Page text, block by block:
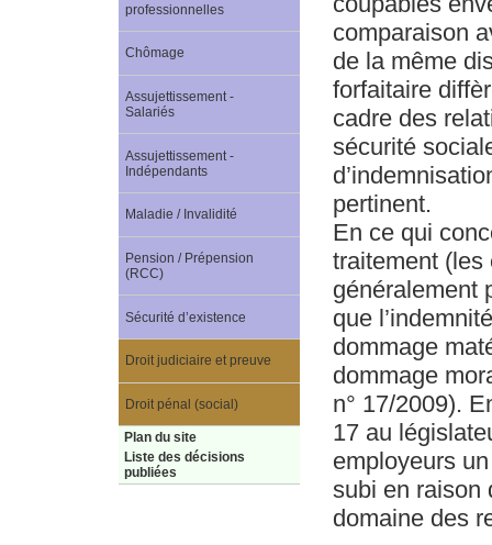
comparaison
de la même
forfaitaire
cadre des
sécurité
pertinent.
En ce qui
traitement (les
généralement
que
dommage
dommage
n° 17/2009).
17 au
employeurs
subi en raison
domaine des
professionnelles
Chômage
Assujettissement -
Salariés
Assujettissement -
Indépendants
Maladie / Invalidité
Pension / Prépension
(RCC)
Sécurité d’existence
Droit judiciaire et preuve
Droit pénal (social)
Plan du site
Liste des décisions
publiées